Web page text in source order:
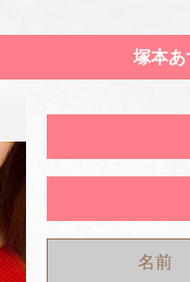
塚本あ
名前